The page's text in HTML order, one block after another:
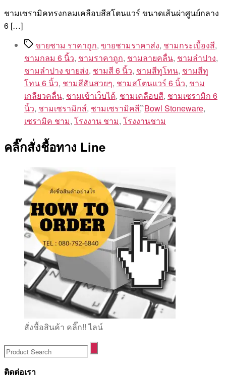
Aea
ชามเซรามิคทรงกลมเคลือบสีสโตนแวร์ ขนาดเส้นผ่าศูนย์กลาง
6 […]
Tagsขายชาม ราคาถูก, ขายชามราคาส่ง, ชามกระเบื้องสี,
ชามกลม 6 นิ้ว, ชามราคาถูก, ชามลายคลื่น, ชามลำปาง,
ชามลำปาง ขายส่ง, ชามสี 6 นิ้ว, ชามสีทูโทน, ชามสีทู
โทน 6 นิ้ว, ชามสีสันสวยๆ, ชามสโตนแวร์ 6 นิ้ว, ชาม
เกลียวคลื่น, ชามเข้าเว็บได้, ชามเคลือบสี, ชามเซรามิก 6
นิ้ว, ชามเซรามิกส์, ชามเซรามิคสี,ิBowl Stoneware,
เซรามิค ชาม, โรงงาน ชาม, โรงงานชาม
คลิ๊กสั่งชื้อทาง Line
สั่งชื้อสินค้า คลิ๊ก!! ไลน์
ติดต่อเรา